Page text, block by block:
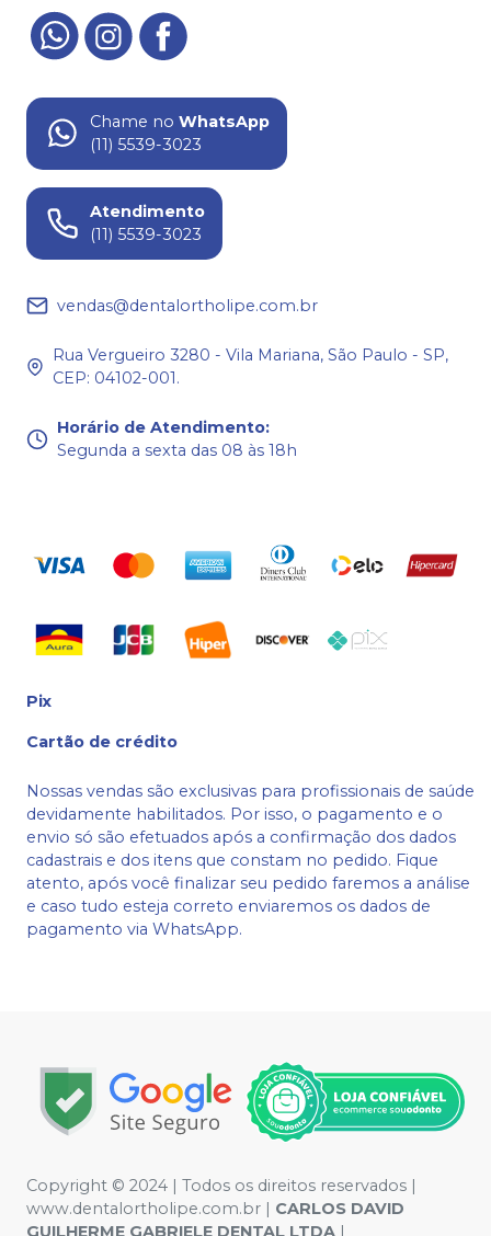
Chame no WhatsApp
(11) 5539-3023
Atendimento
(11) 5539-3023
vendas@dentalortholipe.com.br
Rua Vergueiro 3280 - Vila Mariana, São Paulo - SP,
CEP: 04102-001.
Horário de Atendimento:
Segunda a sexta das 08 às 18h
Pix
Cartão de crédito
Nossas vendas são exclusivas para profissionais de saúde
devidamente habilitados. Por isso, o pagamento e o
envio só são efetuados após a confirmação dos dados
cadastrais e dos itens que constam no pedido. Fique
atento, após você finalizar seu pedido faremos a análise
e caso tudo esteja correto enviaremos os dados de
pagamento via WhatsApp.
Copyright © 2024 | Todos os direitos reservados |
www.dentalortholipe.com.br | CARLOS DAVID
GUILHERME GABRIELE DENTAL LTDA |